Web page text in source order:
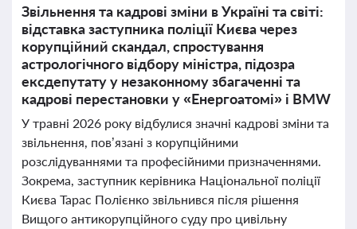
Звільнення та кадрові зміни в Україні та світі:
відставка заступника поліції Києва через
корупційний скандал, спростування
астрологічного відбору міністра, підозра
ексдепутату у незаконному збагаченні та
кадрові перестановки у «Енергоатомі» і BMW
У травні 2026 року відбулися значні кадрові зміни та
звільнення, пов’язані з корупційними
розслідуваннями та професійними призначеннями.
Зокрема, заступник керівника Національної поліції
Києва Тарас Полієнко звільнився після рішення
Вищого антикорупційного суду про цивільну